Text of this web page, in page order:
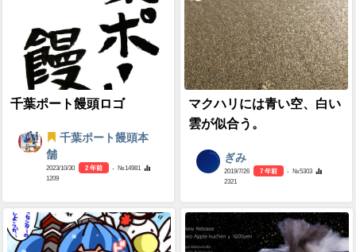
千葉ポート饅頭ロゴ
千葉ポート饅頭本
舗
2023/10/30 2 年前
- №14981
1209
マクハリには青い空、白い
雲が似合う。
ぎみ
2019/7/26 7 年前
- №5303
2321